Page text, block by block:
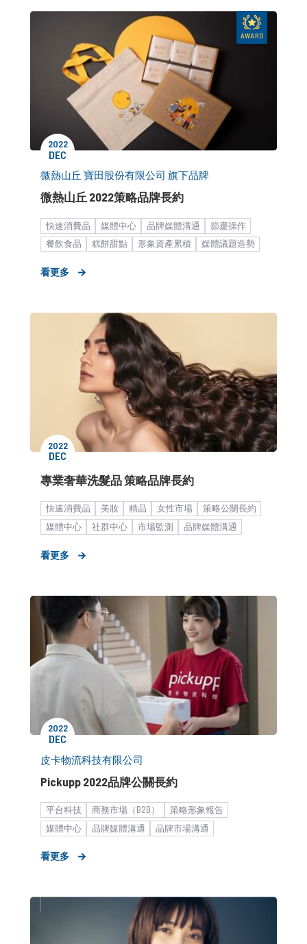
2022
DEC
微熱山丘 寶田股份有限公司 旗下品牌
微熱山丘 2022策略品牌長約
快速消費品 媒體中心 品牌媒體溝通
節慶操作
餐飲食品
糕餅甜點 形象資產累積
媒體議題造勢
看更多
2022
DEC
專業奢華洗髮品 策略品牌長約
快速消費品 美妝 精品 女性市場
策略公關長約
媒體中心
社群中心 市場監測
品牌媒體溝通
媒體議題造勢
看更多
2022
DEC
皮卡物流科技有限公司
Pickupp 2022品牌公關長約
平台科技 商務市場（B2B）
策略形象報告
媒體中心
品牌媒體溝通
品牌市場溝通
海外市場拓展
看更多